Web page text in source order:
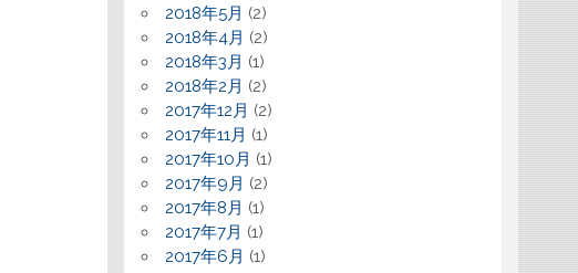
2018年5月 (2)
2018年4月 (2)
2018年3月 (1)
2018年2月 (2)
2017年12月 (2)
2017年11月 (1)
2017年10月 (1)
2017年9月 (2)
2017年8月 (1)
2017年7月 (1)
2017年6月 (1)